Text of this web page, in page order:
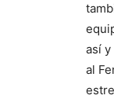
así
al